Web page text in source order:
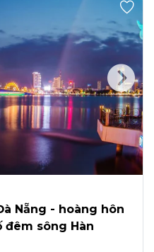
Nẵng - hoàng hôn
đêm sông Hàn